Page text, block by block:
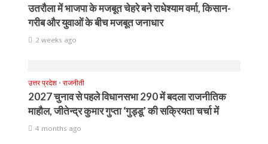
उतरौला में भाजपा के मजबूत चेहरे बने राधेश्याम वर्मा, किसान-
गरीब और युवाओं के बीच मजबूत जनाधार
2 weeks ago
उत्तर प्रदेश • राजनीती
2027 चुनाव से पहले विधानसभा 290 में बदला राजनीतिक
माहौल, जीतेन्द्र कुमार गुप्ता ‘गुड्डू’ की सक्रियता चर्चा में
4 months ago